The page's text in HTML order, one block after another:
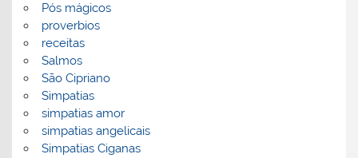
Pós mágicos
proverbios
receitas
Salmos
São Cipriano
Simpatias
simpatias amor
simpatias angelicais
Simpatias Ciganas